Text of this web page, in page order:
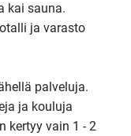
kai sauna.
ja varasto
palveluja.
ja kouluja
kertyy vain 1 - 2